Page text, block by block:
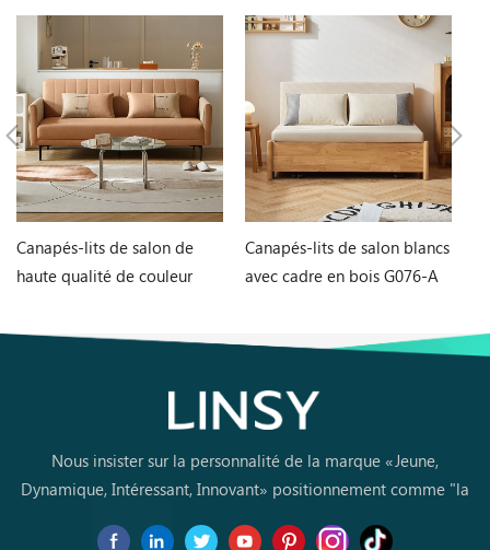
Canapés-lits de salon de
haute qualité de couleur
Canapés-lits de salon blancs
avec cadre en bois G076-A
Nous insister sur la personnalité de la marque «Jeune,
Dynamique, Intéressant, Innovant» positionnement comme "la
pour la première fois